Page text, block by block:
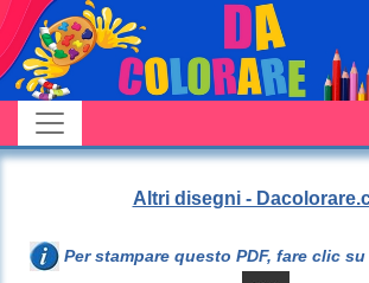
Altri disegni -
Per stampare questo PDF, fare clic